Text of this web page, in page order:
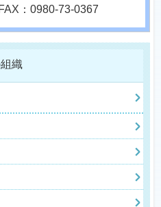
：0980-73-0367
織